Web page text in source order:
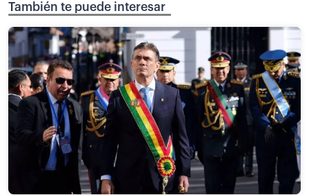
También te puede interesar